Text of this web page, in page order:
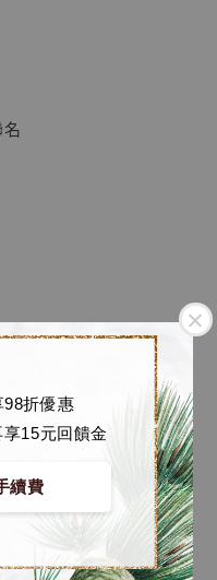
折優惠
15元回饋金
續費
藏雕像 悟空 鳥山